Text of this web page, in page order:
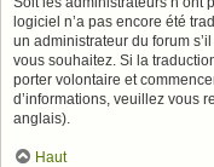
logiciel n’a pas encore été
un administrateur du forum
vous souhaitez. Si la
porter volontaire et
d’informations, veuillez vous
anglais).
Haut